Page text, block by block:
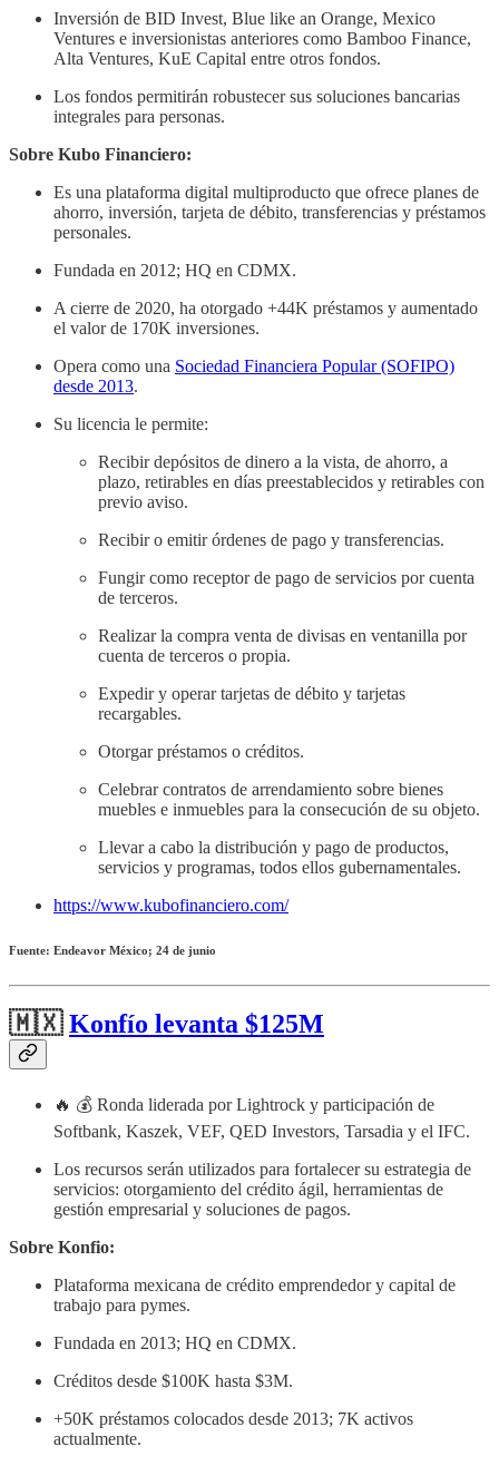
Inversión de BID Invest, Blue like an Orange, Mexico
Ventures e inversionistas anteriores como Bamboo Finance,
Alta Ventures, KuE Capital entre otros fondos.
Los fondos permitirán robustecer sus soluciones bancarias
integrales para personas.
Sobre Kubo Financiero:
Es una plataforma digital multiproducto que ofrece planes de
ahorro, inversión, tarjeta de débito, transferencias y préstamos
personales.
Fundada en 2012; HQ en CDMX.
A cierre de 2020, ha otorgado +44K préstamos y aumentado
el valor de 170K inversiones.
Opera como una Sociedad Financiera Popular (SOFIPO)
desde 2013.
Su licencia le permite:
Recibir depósitos de dinero a la vista, de ahorro, a
plazo, retirables en días preestablecidos y retirables con
previo aviso.
Recibir o emitir órdenes de pago y transferencias.
Fungir como receptor de pago de servicios por cuenta
de terceros.
Realizar la compra venta de divisas en ventanilla por
cuenta de terceros o propia.
Expedir y operar tarjetas de débito y tarjetas
recargables.
Otorgar préstamos o créditos.
Celebrar contratos de arrendamiento sobre bienes
muebles e inmuebles para la consecución de su objeto.
Llevar a cabo la distribución y pago de productos,
servicios y programas, todos ellos gubernamentales.
https://www.kubofinanciero.com/
Fuente: Endeavor México; 24 de junio
🇲🇽Konfío levanta $125M
🔥 💰 Ronda liderada por Lightrock y participación de
Softbank, Kaszek, VEF, QED Investors, Tarsadia y el IFC.
Los recursos serán utilizados para fortalecer su estrategia de
servicios: otorgamiento del crédito ágil, herramientas de
gestión empresarial y soluciones de pagos.
Sobre Konfio:
Plataforma mexicana de crédito emprendedor y capital de
trabajo para pymes.
Fundada en 2013; HQ en CDMX.
Créditos desde $100K hasta $3M.
+50K préstamos colocados desde 2013; 7K activos
actualmente.